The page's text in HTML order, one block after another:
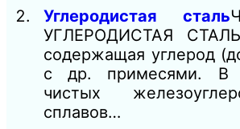
Углеродистая сталь
УГЛЕРОДИСТАЯ
содержащая углерод
с др. примесями. В
чистых
сплавов…